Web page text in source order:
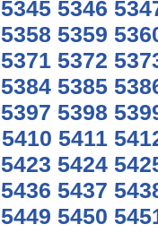
5345 5346
5358 5359
5371 5372
5384 5385
5397 5398
5410 5411
5423 5424
5436 5437
5449 5450